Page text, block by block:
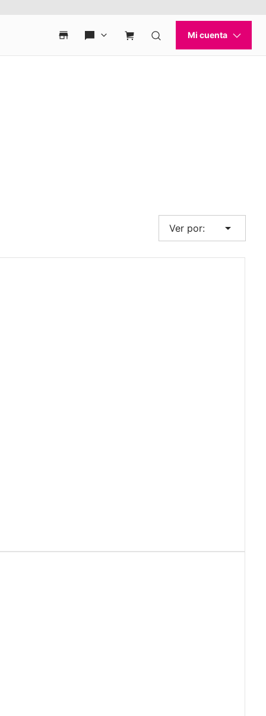
Ver por: arrow_drop_down